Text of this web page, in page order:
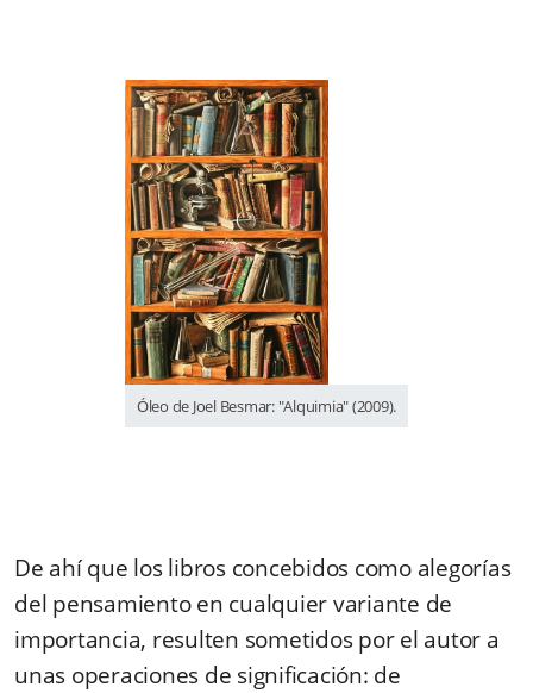
Óleo de Joel Besmar: "Alquimia" (2009).
De ahí que los libros concebidos como alegorías
del pensamiento en cualquier variante de
importancia, resulten sometidos por el autor a
unas operaciones de significación: de